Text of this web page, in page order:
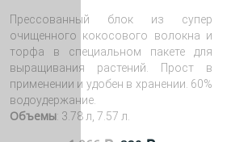
Прессованный блок из супер
очищенного кокосового волокна и
торфа в специальном пакете для
выращивания растений. Прост в
применении и удобен в хранении. 60%
водоудержание.
Объемы: 3.78 л, 7.57 л.